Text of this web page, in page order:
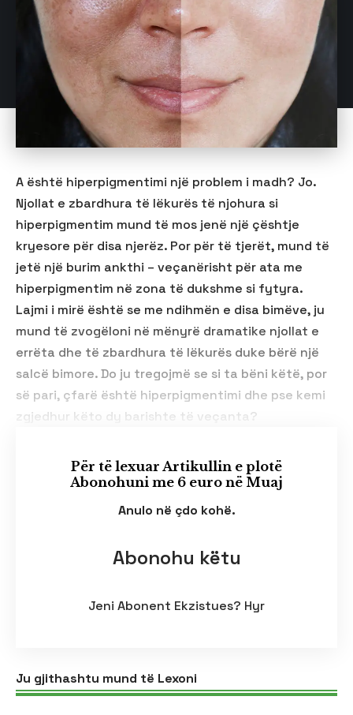
A është hiperpigmentimi një problem i madh? Jo.
Njollat e zbardhura të lëkurës të njohura si
hiperpigmentim mund të mos jenë një çështje
kryesore për disa njerëz. Por për të tjerët, mund të
jetë një burim ankthi – veçanërisht për ata me
hiperpigmentim në zona të dukshme si fytyra.
Lajmi i mirë është se me ndihmën e disa bimëve, ju
mund të zvogëloni në mënyrë dramatike njollat e
errëta dhe të zbardhura të lëkurës duke bërë një
salcë bimore. Do ju tregojmë se si ta bëni këtë, por
së pari, çfarë është hiperpigmentimi dhe pse kemi
zgjedhur këto dy barishte të veçanta?
Për të lexuar Artikullin e plotë
Abonohuni me 6 euro në Muaj
Anulo në çdo kohë.
Abonohu këtu
Jeni Abonent Ekzistues? Hyr
Ju gjithashtu mund të Lexoni